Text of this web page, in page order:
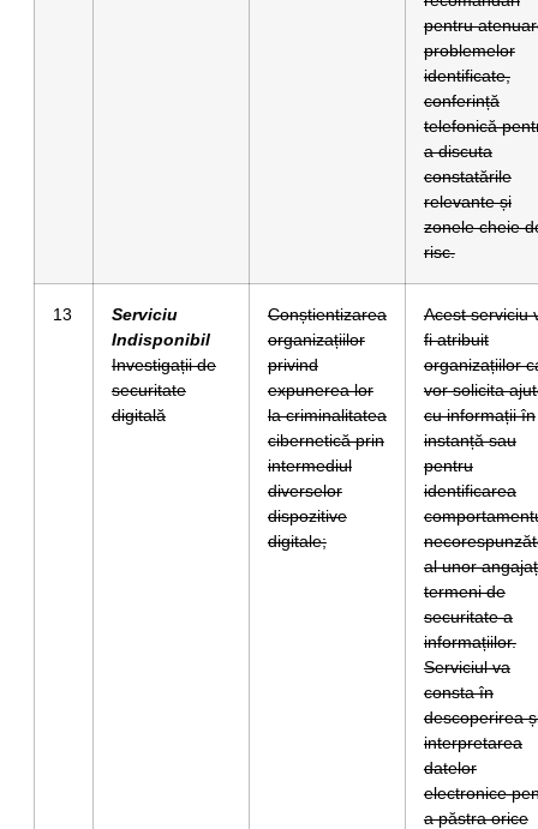
pentru
problemelor
identificate,
conferință
telefonică
a discuta
constatările
relevante și
zonele cheie
risc.
13
Serviciu
Indisponibil
Investigații de
securitate
digitală
Conștientizarea
organizațiilor
privind
expunerea lor
la criminalitatea
cibernetică prin
intermediul
diverselor
dispozitive
digitale;
Acest serviciu
fi atribuit
organizațiilor
vor solicita
cu informații în
instanță sau
pentru
identificarea
al unor
termeni de
securitate a
informațiilor.
Serviciul va
consta în
descoperirea
interpretarea
datelor
electronice
a păstra orice